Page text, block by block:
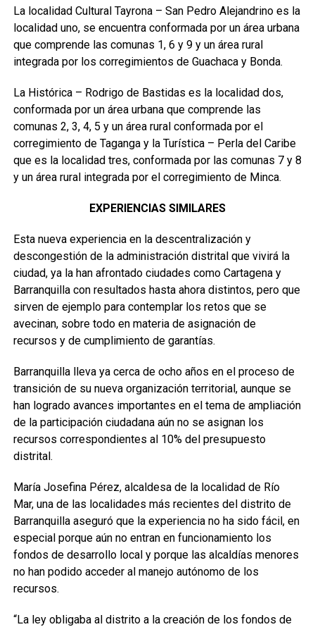
La localidad Cultural Tayrona – San Pedro Alejandrino es la
localidad uno, se encuentra conformada por un área urbana
que comprende las comunas 1, 6 y 9 y un área rural
integrada por los corregimientos de Guachaca y Bonda.
La Histórica – Rodrigo de Bastidas es la localidad dos,
conformada por un área urbana que comprende las
comunas 2, 3, 4, 5 y un área rural conformada por el
corregimiento de Taganga y la Turística – Perla del Caribe
que es la localidad tres, conformada por las comunas 7 y 8
y un área rural integrada por el corregimiento de Minca.
EXPERIENCIAS SIMILARES
Esta nueva experiencia en la descentralización y
descongestión de la administración distrital que vivirá la
ciudad, ya la han afrontado ciudades como Cartagena y
Barranquilla con resultados hasta ahora distintos, pero que
sirven de ejemplo para contemplar los retos que se
avecinan, sobre todo en materia de asignación de
recursos y de cumplimiento de garantías.
Barranquilla lleva ya cerca de ocho años en el proceso de
transición de su nueva organización territorial, aunque se
han logrado avances importantes en el tema de ampliación
de la participación ciudadana aún no se asignan los
recursos correspondientes al 10% del presupuesto
distrital.
María Josefina Pérez, alcaldesa de la localidad de Río
Mar, una de las localidades más recientes del distrito de
Barranquilla aseguró que la experiencia no ha sido fácil, en
especial porque aún no entran en funcionamiento los
fondos de desarrollo local y porque las alcaldías menores
no han podido acceder al manejo autónomo de los
recursos.
“La ley obligaba al distrito a la creación de los fondos de